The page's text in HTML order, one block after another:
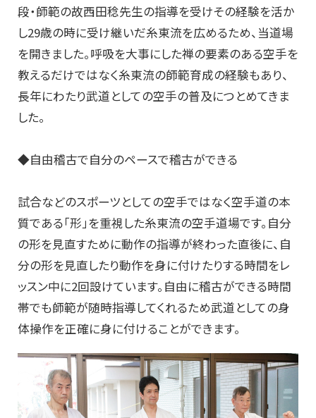
段・師範の故西田稔先生の指導を受けその経験を活か
し29歳の時に受け継いだ糸東流を広めるため、当道場
を開きました。呼吸を大事にした禅の要素のある空手を
教えるだけではなく糸東流の師範育成の経験もあり、
長年にわたり武道としての空手の普及につとめてきま
した。
◆自由稽古で自分のペースで稽古ができる
試合などのスポーツとしての空手ではなく空手道の本
質である「形」を重視した糸東流の空手道場です。自分
の形を見直すために動作の指導が終わった直後に、自
分の形を見直したり動作を身に付けたりする時間をレ
ッスン中に2回設けています。自由に稽古ができる時間
帯でも師範が随時指導してくれるため武道としての身
体操作を正確に身に付けることができます。